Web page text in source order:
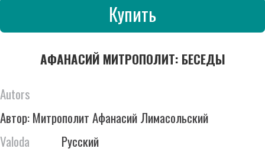
Купить
АФАНАСИЙ МИТРОПОЛИТ: БЕСЕДЫ
Autors
Автор: Митрополит Афанасий Лимасольский
Valoda
Русский